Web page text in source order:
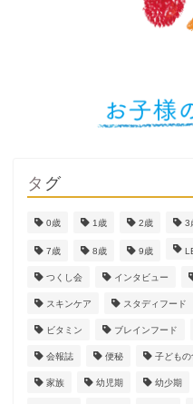
タグ
0歳 1歳 2歳 3
7歳 8歳 9歳
つくし会 インタビュー
スキンケア スタディフード
ビタミン ブレインフード
会報誌 便秘 子どもの
家族 幼児期 幼少期